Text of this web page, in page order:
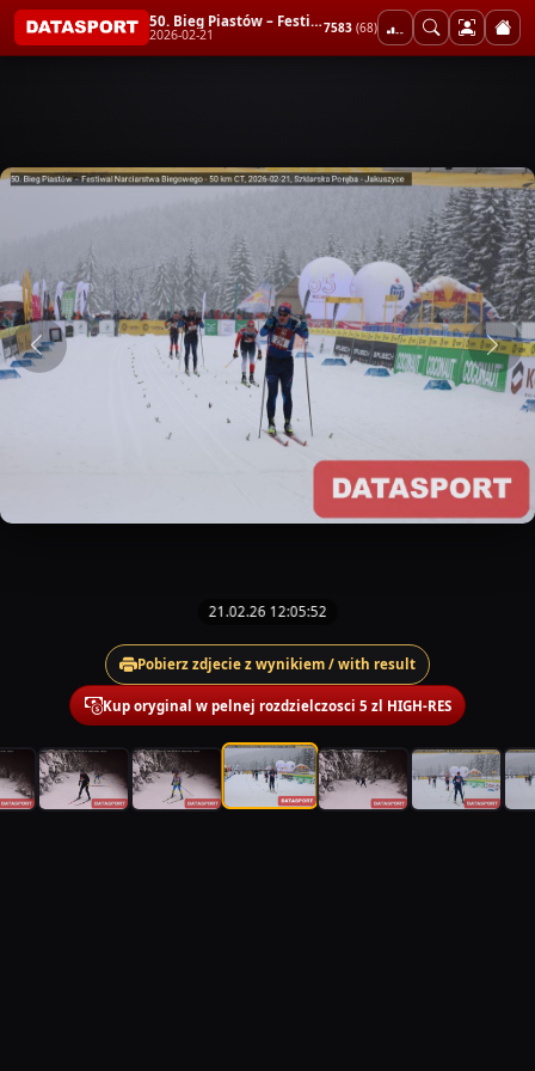
50. Bieg Piastów – Festiwal Narciarstwa Biegowego - 50 km CT
2026-02-21 7583 (68)
21.02.26 12:05:52
Pobierz zdjecie z wynikiem / with result
Kup oryginal w pelnej rozdzielczosci 5 zl HIGH-RES